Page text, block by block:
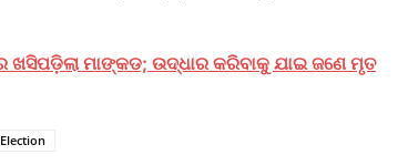
ଖସିପଡ଼ିଲା ମାଙ୍କଡ; ଉଦ୍ଧାର କରିବାକୁ ଯାଇ ଜଣେ ମୃତ